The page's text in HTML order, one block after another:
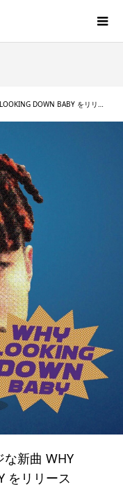
DOWN BABY をリリース
新曲 WHY
をリリース